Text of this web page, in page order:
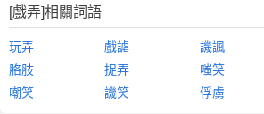
[戲弄]相關詞語
玩弄 戲謔 譏諷
胳肢
捉弄 嗤笑
嘲笑
譏笑 俘虜